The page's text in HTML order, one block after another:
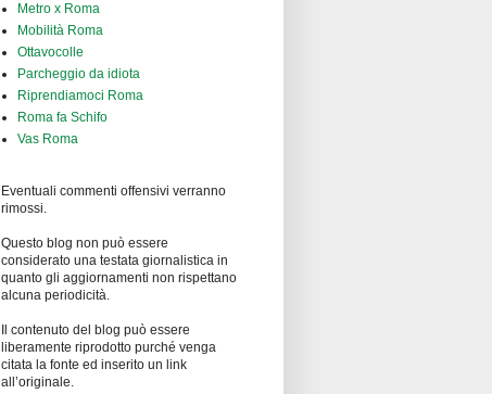
Metro x Roma
Mobilità Roma
Ottavocolle
Parcheggio da idiota
Riprendiamoci Roma
Roma fa Schifo
Vas Roma
Eventuali commenti offensivi verranno
rimossi.
Questo blog non può essere
considerato una testata giornalistica in
quanto gli aggiornamenti non rispettano
alcuna periodicità.
Il contenuto del blog può essere
liberamente riprodotto purché venga
citata la fonte ed inserito un link
all’originale.